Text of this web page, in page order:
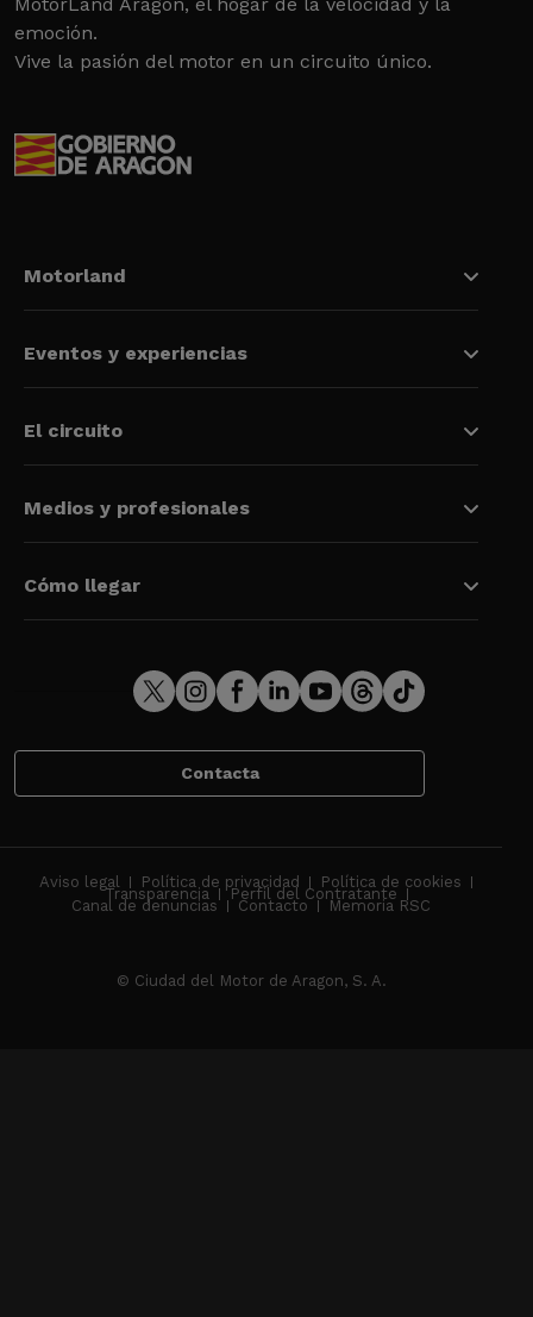
emoción.
Vive la pasión del motor en un circuito único.
Motorland
Eventos y experiencias
El circuito
Medios y profesionales
Cómo llegar
Contacta
Aviso legal Política de privacidad Política de cookies
Transparencia Perfil del Contratante
Canal de denuncias Contacto Memoria RSC
© Ciudad del Motor de Aragon, S. A.